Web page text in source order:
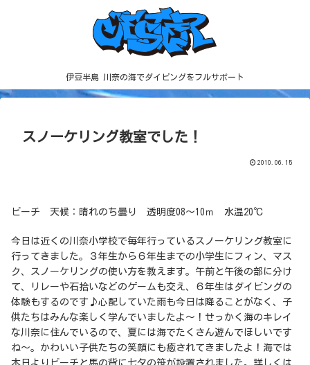
伊豆半島 川奈の海でダイビングをフルサポート
スノーケリング教室でした！
2010.06.15
ビーチ 天候：晴れのち曇り 透明度08～10ｍ 水温20℃
今日は近くの川奈小学校で毎年行っているスノーケリング教室に
行ってきました。３年生から６年生までの小学生にフィン、マス
ク、スノーケリングの使い方を教えます。午前と午後の部に分け
て、リレーや石拾いなどのゲームも交え、６年生はダイビングの
体験もするのです♪心配していた雨も今日は降ることがなく、子
供たちはみんな楽しく学んでいましたよ～！せっかく海のキレイ
な川奈に住んでいるので、夏には海でたくさん遊んでほしいです
ね～。かわいい子供たちの笑顔にも癒されてきましたよ！海では
本日よりビーチと馬の背に七夕の笹が設置されました。詳しくは